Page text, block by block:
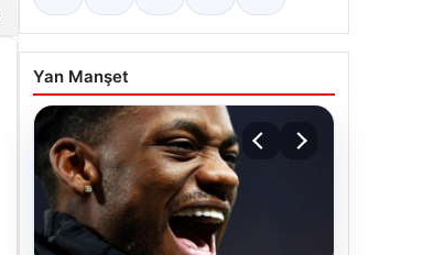
Yan Manşet